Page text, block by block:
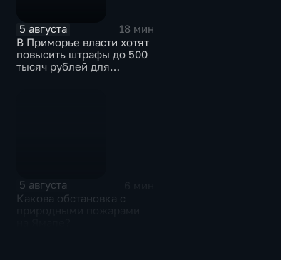
5 августа
18 мин
В Приморье власти хотят
повысить штрафы до 500
тысяч рублей для
5 августа
Какова обстановка с